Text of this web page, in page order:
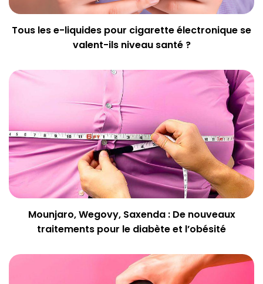
Tous les e-liquides pour cigarette électronique se
valent-ils niveau santé ?
Mounjaro, Wegovy, Saxenda : De nouveaux
traitements pour le diabète et l’obésité